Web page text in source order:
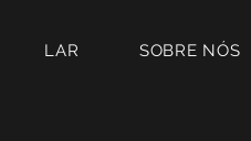
LAR SOBRE NÓS